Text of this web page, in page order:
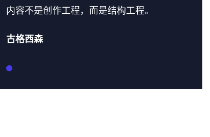
内容不是创作工程，而是结构工程。
古格西森